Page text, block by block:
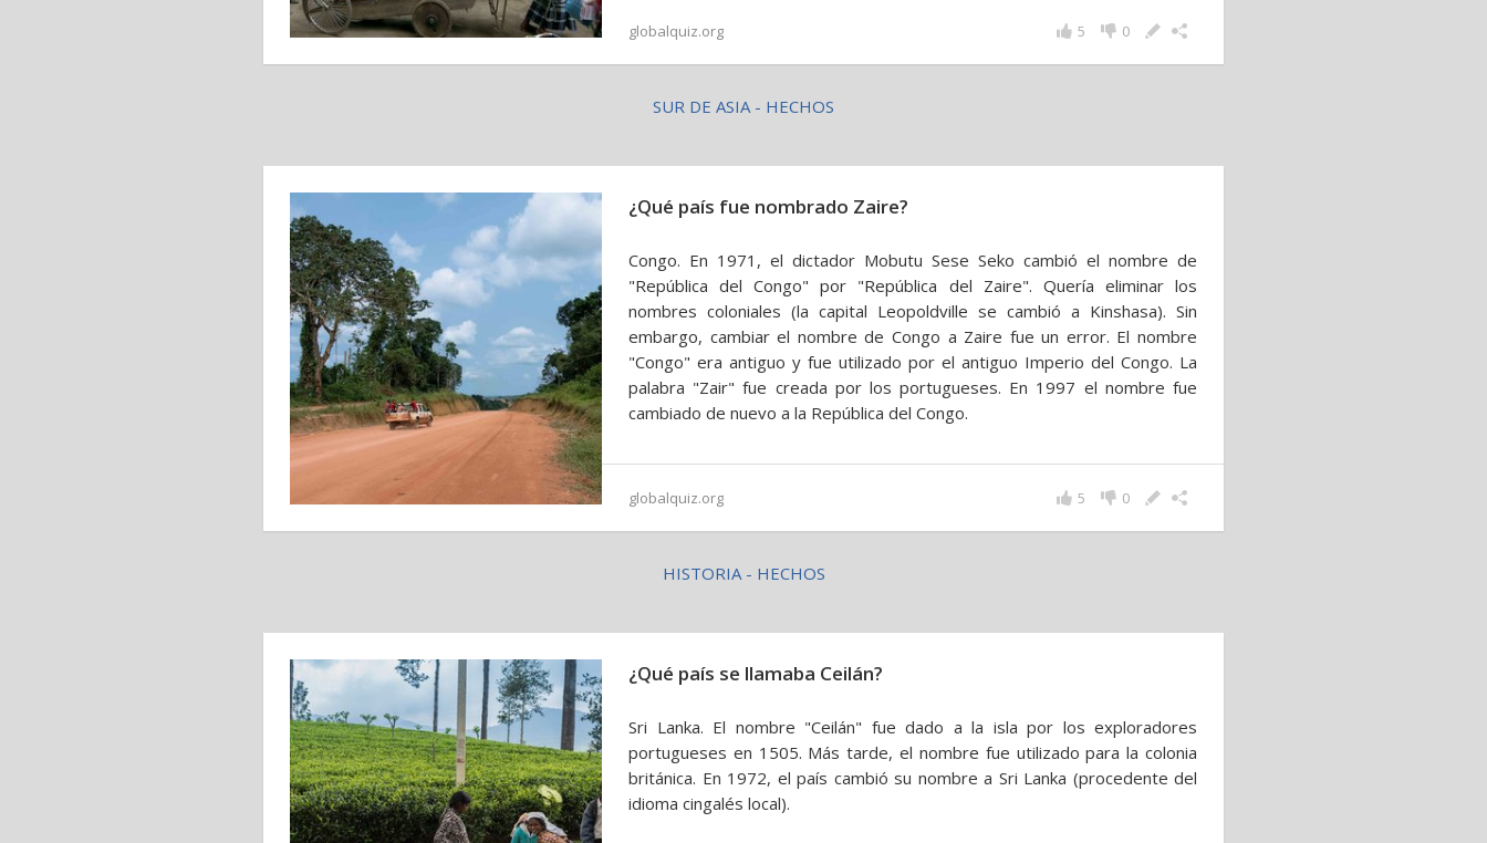
globalquiz.org 0
5
SUR DE ASIA - HECHOS
¿Qué país fue nombrado Zaire?
Congo. En 1971, el dictador Mobutu Sese Seko cambió el nombre de
"República del Congo" por "República del Zaire". Quería eliminar los
nombres coloniales (la capital Leopoldville se cambió a Kinshasa). Sin
embargo, cambiar el nombre de Congo a Zaire fue un error. El nombre
"Congo" era antiguo y fue utilizado por el antiguo Imperio del Congo. La
palabra "Zair" fue creada por los portugueses. En 1997 el nombre fue
cambiado de nuevo a la República del Congo.
globalquiz.org 0
5
HISTORIA - HECHOS
¿Qué país se llamaba Ceilán?
Sri Lanka. El nombre "Ceilán" fue dado a la isla por los exploradores
portugueses en 1505. Más tarde, el nombre fue utilizado para la colonia
británica. En 1972, el país cambió su nombre a Sri Lanka (procedente del
idioma cingalés local).